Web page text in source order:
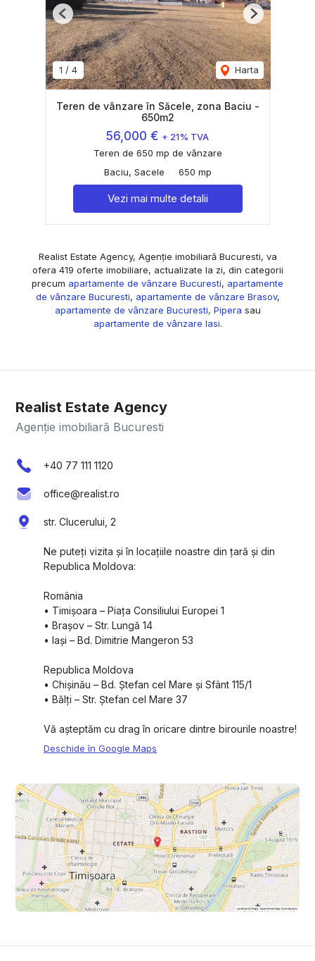
1 / 4 Harta
Previous Next
Teren de vânzare în Săcele, zona Baciu -
650m2
56,000 € + 21% TVA
Teren de 650 mp de vânzare
Baciu, Sacele
650 mp
Vezi mai multe detalii
Realist Estate Agency, Agenție imobiliară Bucuresti, va
ofera 419 oferte imobiliare, actualizate la zi, din categorii
precum apartamente de vânzare Bucuresti, apartamente
de vânzare Bucuresti, apartamente de vânzare Brasov,
apartamente de vânzare Bucuresti, Pipera sau
apartamente de vânzare Iasi.
Realist Estate Agency
Agenție imobiliară Bucuresti
+40 77 111 1120
office@realist.ro
str. Clucerului, 2
Ne puteți vizita și în locațiile noastre din țară și din
Republica Moldova:
România
•⁠ ⁠Timișoara – Piața Consiliului Europei 1
•⁠ ⁠Brașov – Str. Lungă 14
•⁠ ⁠Iași – Bd. Dimitrie Mangeron 53
Republica Moldova
•⁠ ⁠Chișinău – Bd. Ștefan cel Mare și Sfânt 115/1
•⁠ ⁠Bălți – Str. Ștefan cel Mare 37
Vă așteptăm cu drag în oricare dintre birourile noastre!
Deschide în Google Maps